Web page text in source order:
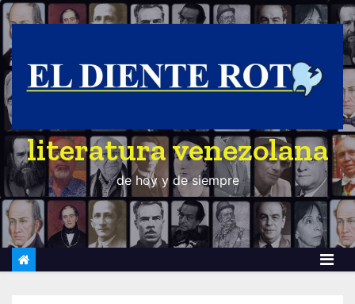
S
a
c
o
literatura venezolana
de hoy y de siempre